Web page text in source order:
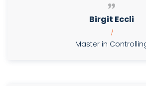
Birgit Eccli
|
Master in